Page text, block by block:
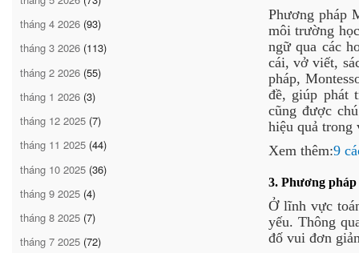
tháng 4 2026 (93)
tháng 3 2026 (113)
tháng 2 2026 (55)
tháng 1 2026 (3)
tháng 12 2025 (7)
tháng 11 2025 (44)
tháng 10 2025 (36)
tháng 9 2025 (4)
tháng 8 2025 (7)
tháng 7 2025 (72)
Phương pháp
môi trường
ngữ qua các
cái, vở viết,
pháp,
đề, giúp phát
cũng được
hiệu quả trong
Xem thêm:9
3. Phương
Ở lĩnh vực
yếu. Thông
đố vui đơn